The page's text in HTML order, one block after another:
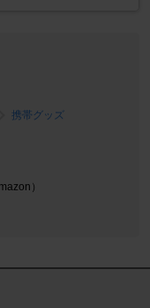
携帯グッズ
）